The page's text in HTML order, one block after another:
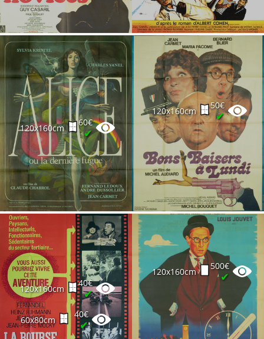
120x160cm
60€
✔
120x160cm
50€
✔
120x160cm
40€
✔
60x80cm
40€
✔
120x160cm
500€
✔